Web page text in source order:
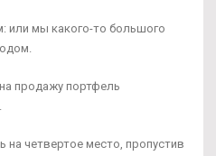
или мы какого-то большого
продажу портфель
на четвертое место, пропустив